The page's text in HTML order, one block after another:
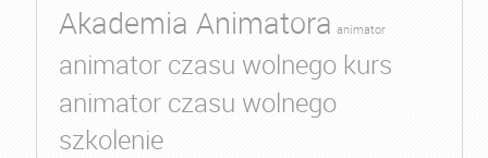
Akademia Animatora animator
animator czasu wolnego kurs
animator czasu wolnego
szkolenie